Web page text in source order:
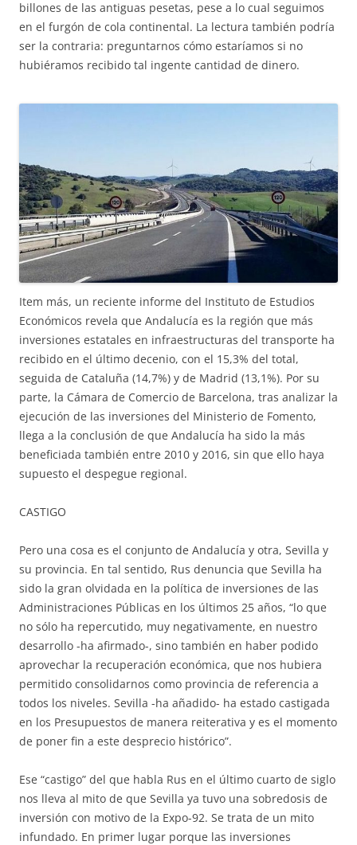
billones de las antiguas pesetas, pese a lo cual seguimos
en el furgón de cola continental. La lectura también podría
ser la contraria: preguntarnos cómo estaríamos si no
hubiéramos recibido tal ingente cantidad de dinero.
Item más, un reciente informe del Instituto de Estudios
Económicos revela que Andalucía es la región que más
inversiones estatales en infraestructuras del transporte ha
recibido en el último decenio, con el 15,3% del total,
seguida de Cataluña (14,7%) y de Madrid (13,1%). Por su
parte, la Cámara de Comercio de Barcelona, tras analizar la
ejecución de las inversiones del Ministerio de Fomento,
llega a la conclusión de que Andalucía ha sido la más
beneficiada también entre 2010 y 2016, sin que ello haya
supuesto el despegue regional.
CASTIGO
Pero una cosa es el conjunto de Andalucía y otra, Sevilla y
su provincia. En tal sentido, Rus denuncia que Sevilla ha
sido la gran olvidada en la política de inversiones de las
Administraciones Públicas en los últimos 25 años, “lo que
no sólo ha repercutido, muy negativamente, en nuestro
desarrollo -ha afirmado-, sino también en haber podido
aprovechar la recuperación económica, que nos hubiera
permitido consolidarnos como provincia de referencia a
todos los niveles. Sevilla -ha añadido- ha estado castigada
en los Presupuestos de manera reiterativa y es el momento
de poner fin a este desprecio histórico”.
Ese “castigo” del que habla Rus en el último cuarto de siglo
nos lleva al mito de que Sevilla ya tuvo una sobredosis de
inversión con motivo de la Expo-92. Se trata de un mito
infundado. En primer lugar porque las inversiones